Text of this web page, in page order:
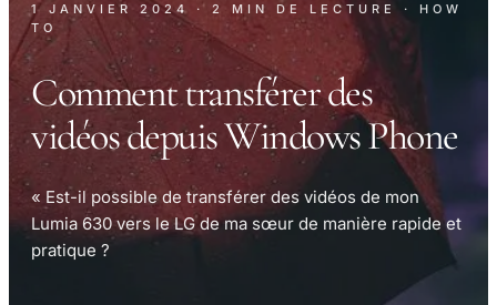
1 JANVIER 2024 · 2 MIN DE LECTURE
· HOW
TO
Comment transférer des
vidéos depuis Windows Phone
« Est-il possible de transférer des vidéos de mon
Lumia 630 vers le LG de ma sœur de manière rapide et
pratique ?